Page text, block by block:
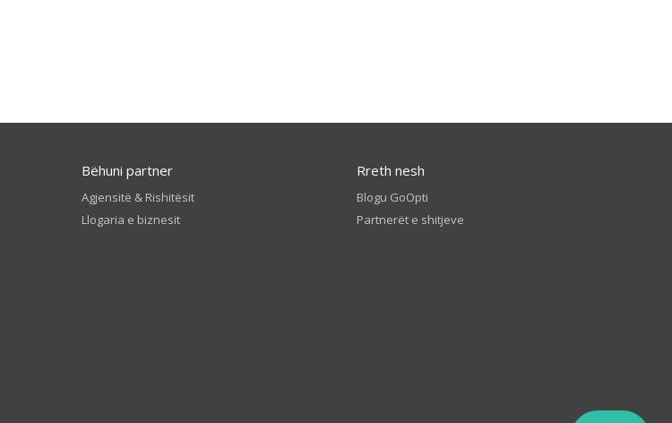
Bëhuni partner
Agjensitë & Rishitësit
Llogaria e biznesit
Rreth nesh
Blogu GoOpti
Partnerët e shitjeve